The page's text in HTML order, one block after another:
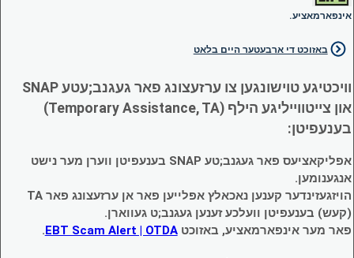
אינפארמאציע.
באזוכט די ארבעטער היים בלאט
וויכטיגע טוישונגען צו ערזעצונג פאר געגנב;עטע SNAP
און צייטווייליגע הילף (Temporary Assistance, TA)
בענעפיטן:
אפליקאציעס פאר געגנב;טע SNAP בענעפיטן ווערן מער נישט
אנגענומען.
הויזגעזינדער קענען נאכאלץ אפּלייען פאר אן ערזעצונג פאר TA
(קעש) בענעפיטן וועלכע זענען געגנב;ט געווארן.
פאר מער אינפארמאציע, באזוכטEBT Scam Alert | OTDA
.